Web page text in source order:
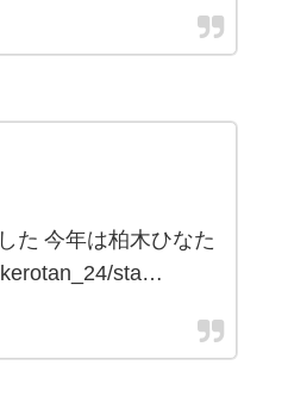
た 今年は柏木ひなた
sta…